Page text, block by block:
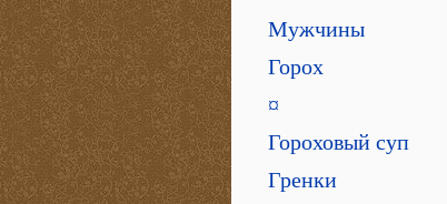
Мужчины
Горох
¤
Гороховый суп
Гренки